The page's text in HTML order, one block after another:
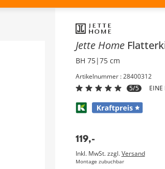
Inhalt der Seitenleiste
Jette Home
BH 75|75 cm
Artikelnummer : 28400312
5/5
EINE
119,-
Inkl. MwSt. zzgl.Versand
Montage zubuchbar